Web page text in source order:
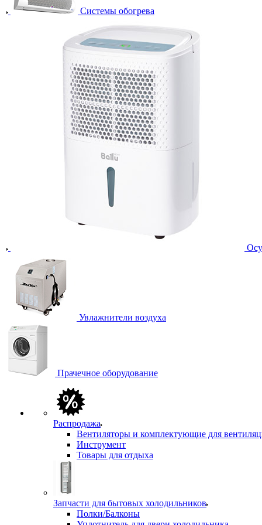
Системы обогрева
Увлажнители воздуха
Прачечное оборудование
Распродажа
Вентиляторы и комплектующие для
Инструмент
Товары для отдыха
Запчасти для бытовых холодильников
Полки/Балконы